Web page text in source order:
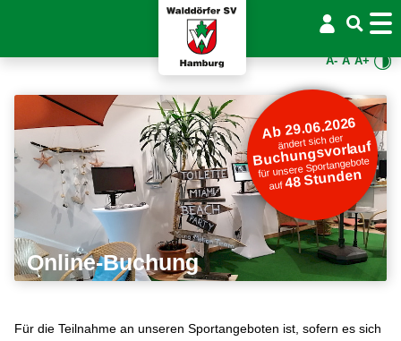
A- A A+
Ab 29.06.2026
ändert sich der
Buchungsvorlauf
für unsere Sportangebote
auf48 Stunden
Online-Buchung
Für die Teilnahme an unseren Sportangeboten ist, sofern es sich